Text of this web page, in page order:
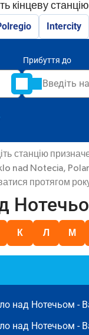
кінцеву
Intercity
Прибуття до
станцію
nad Notecia,
протягом
К Л М
над Нотечьом -
над Нотечьом -